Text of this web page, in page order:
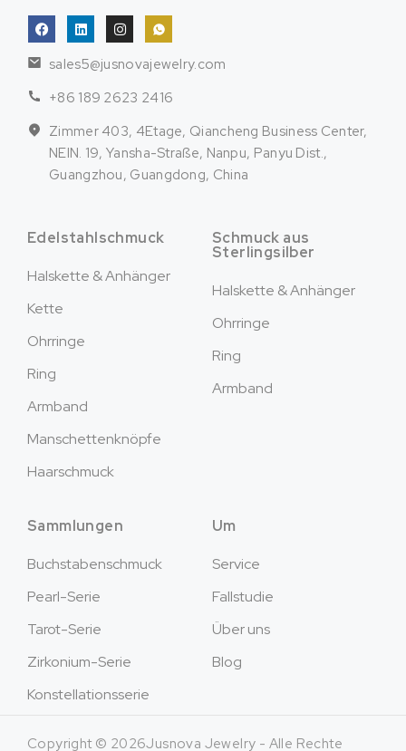
sales5@jusnovajewelry.com
+86 189 2623 2416
Zimmer 403, 4Etage, Qiancheng Business Center,
NEIN. 19, Yansha-Straße, Nanpu, Panyu Dist.,
Guangzhou, Guangdong, China
Edelstahlschmuck
Halskette & Anhänger
Kette
Ohrringe
Ring
Armband
Manschettenknöpfe
Haarschmuck
Schmuck aus
Sterlingsilber
Halskette & Anhänger
Ohrringe
Ring
Armband
Sammlungen
Buchstabenschmuck
Pearl-Serie
Tarot-Serie
Zirkonium-Serie
Konstellationsserie
Um
Service
Fallstudie
Über uns
Blog
Copyright © 2026Jusnova Jewelry - Alle Rechte